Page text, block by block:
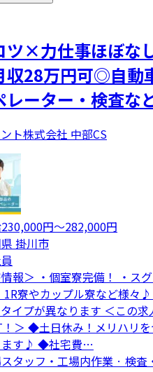
ツ×力仕事ほぼな
収28万円可◎自動
ーター・検査な
ト株式会社 中部CS
円〜282,000円
掛川市
報＞ ・個室寮完備！ ・ス
1R寮やカップル寮など様々
イプが異なります ＜この求
＞ ◆土日休み！メリハリ
ます♪ ◆社宅費…
タッフ・工場内作業 · 検査